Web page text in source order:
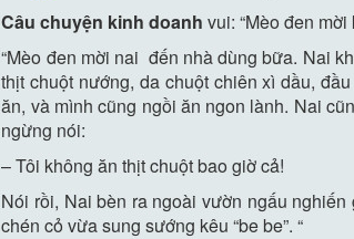
Câu chuyện kinh doanh vui: “Mèo đen mời
“Mèo đen mời nai đến nhà dùng bữa. Nai
thịt chuột nướng, da chuột chiên xì dầu,
ăn, và mình cũng ngồi ăn ngon lành. Nai
ngừng nói:
– Tôi không ăn thịt chuột bao giờ cả!
Nói rồi, Nai bèn ra ngoài vườn ngấu
chén cỏ vừa sung sướng kêu “be be”. “